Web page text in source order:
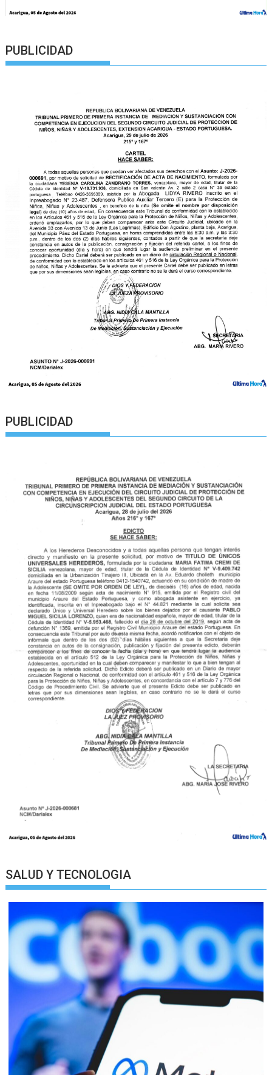
PUBLICIDAD
PUBLICIDAD
SALUD Y TECNOLOGIA